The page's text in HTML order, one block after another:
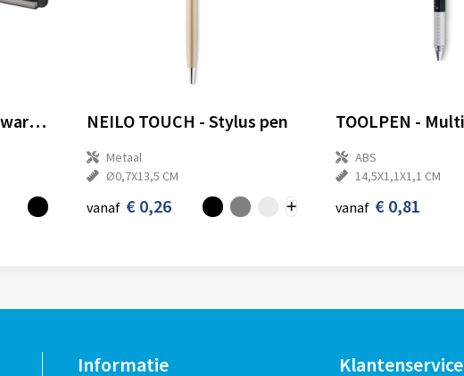
Dash stylus balpen (zwarte inkt) NEILO TOUCH - Stylus pen
Metaal
Ø0,7X13,5 CM
vanaf € 0,26
ABS
14,5X1,1X1,1 CM
vanaf € 0,81
Informatie Klantenservice